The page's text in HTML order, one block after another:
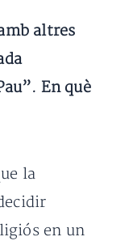
altres
En què
la
en un